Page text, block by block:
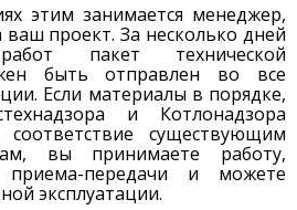
этим занимается менеджер,
проект. За несколько дней
пакет технической
быть отправлен во все
Если материалы в порядке,
и Котлонадзора
существующим
вы принимаете работу,
приема-передачи и можете
эксплуатации.